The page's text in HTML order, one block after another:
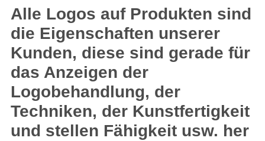
Alle Logos auf Produkten sind
die Eigenschaften unserer
Kunden, diese sind gerade für
das Anzeigen der
Logobehandlung, der
Techniken, der Kunstfertigkeit
und stellen Fähigkeit usw. her